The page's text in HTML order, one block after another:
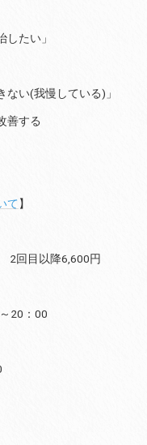
したい」
ない(我慢している)」
善する
て】
回目以降6,600円
20：00